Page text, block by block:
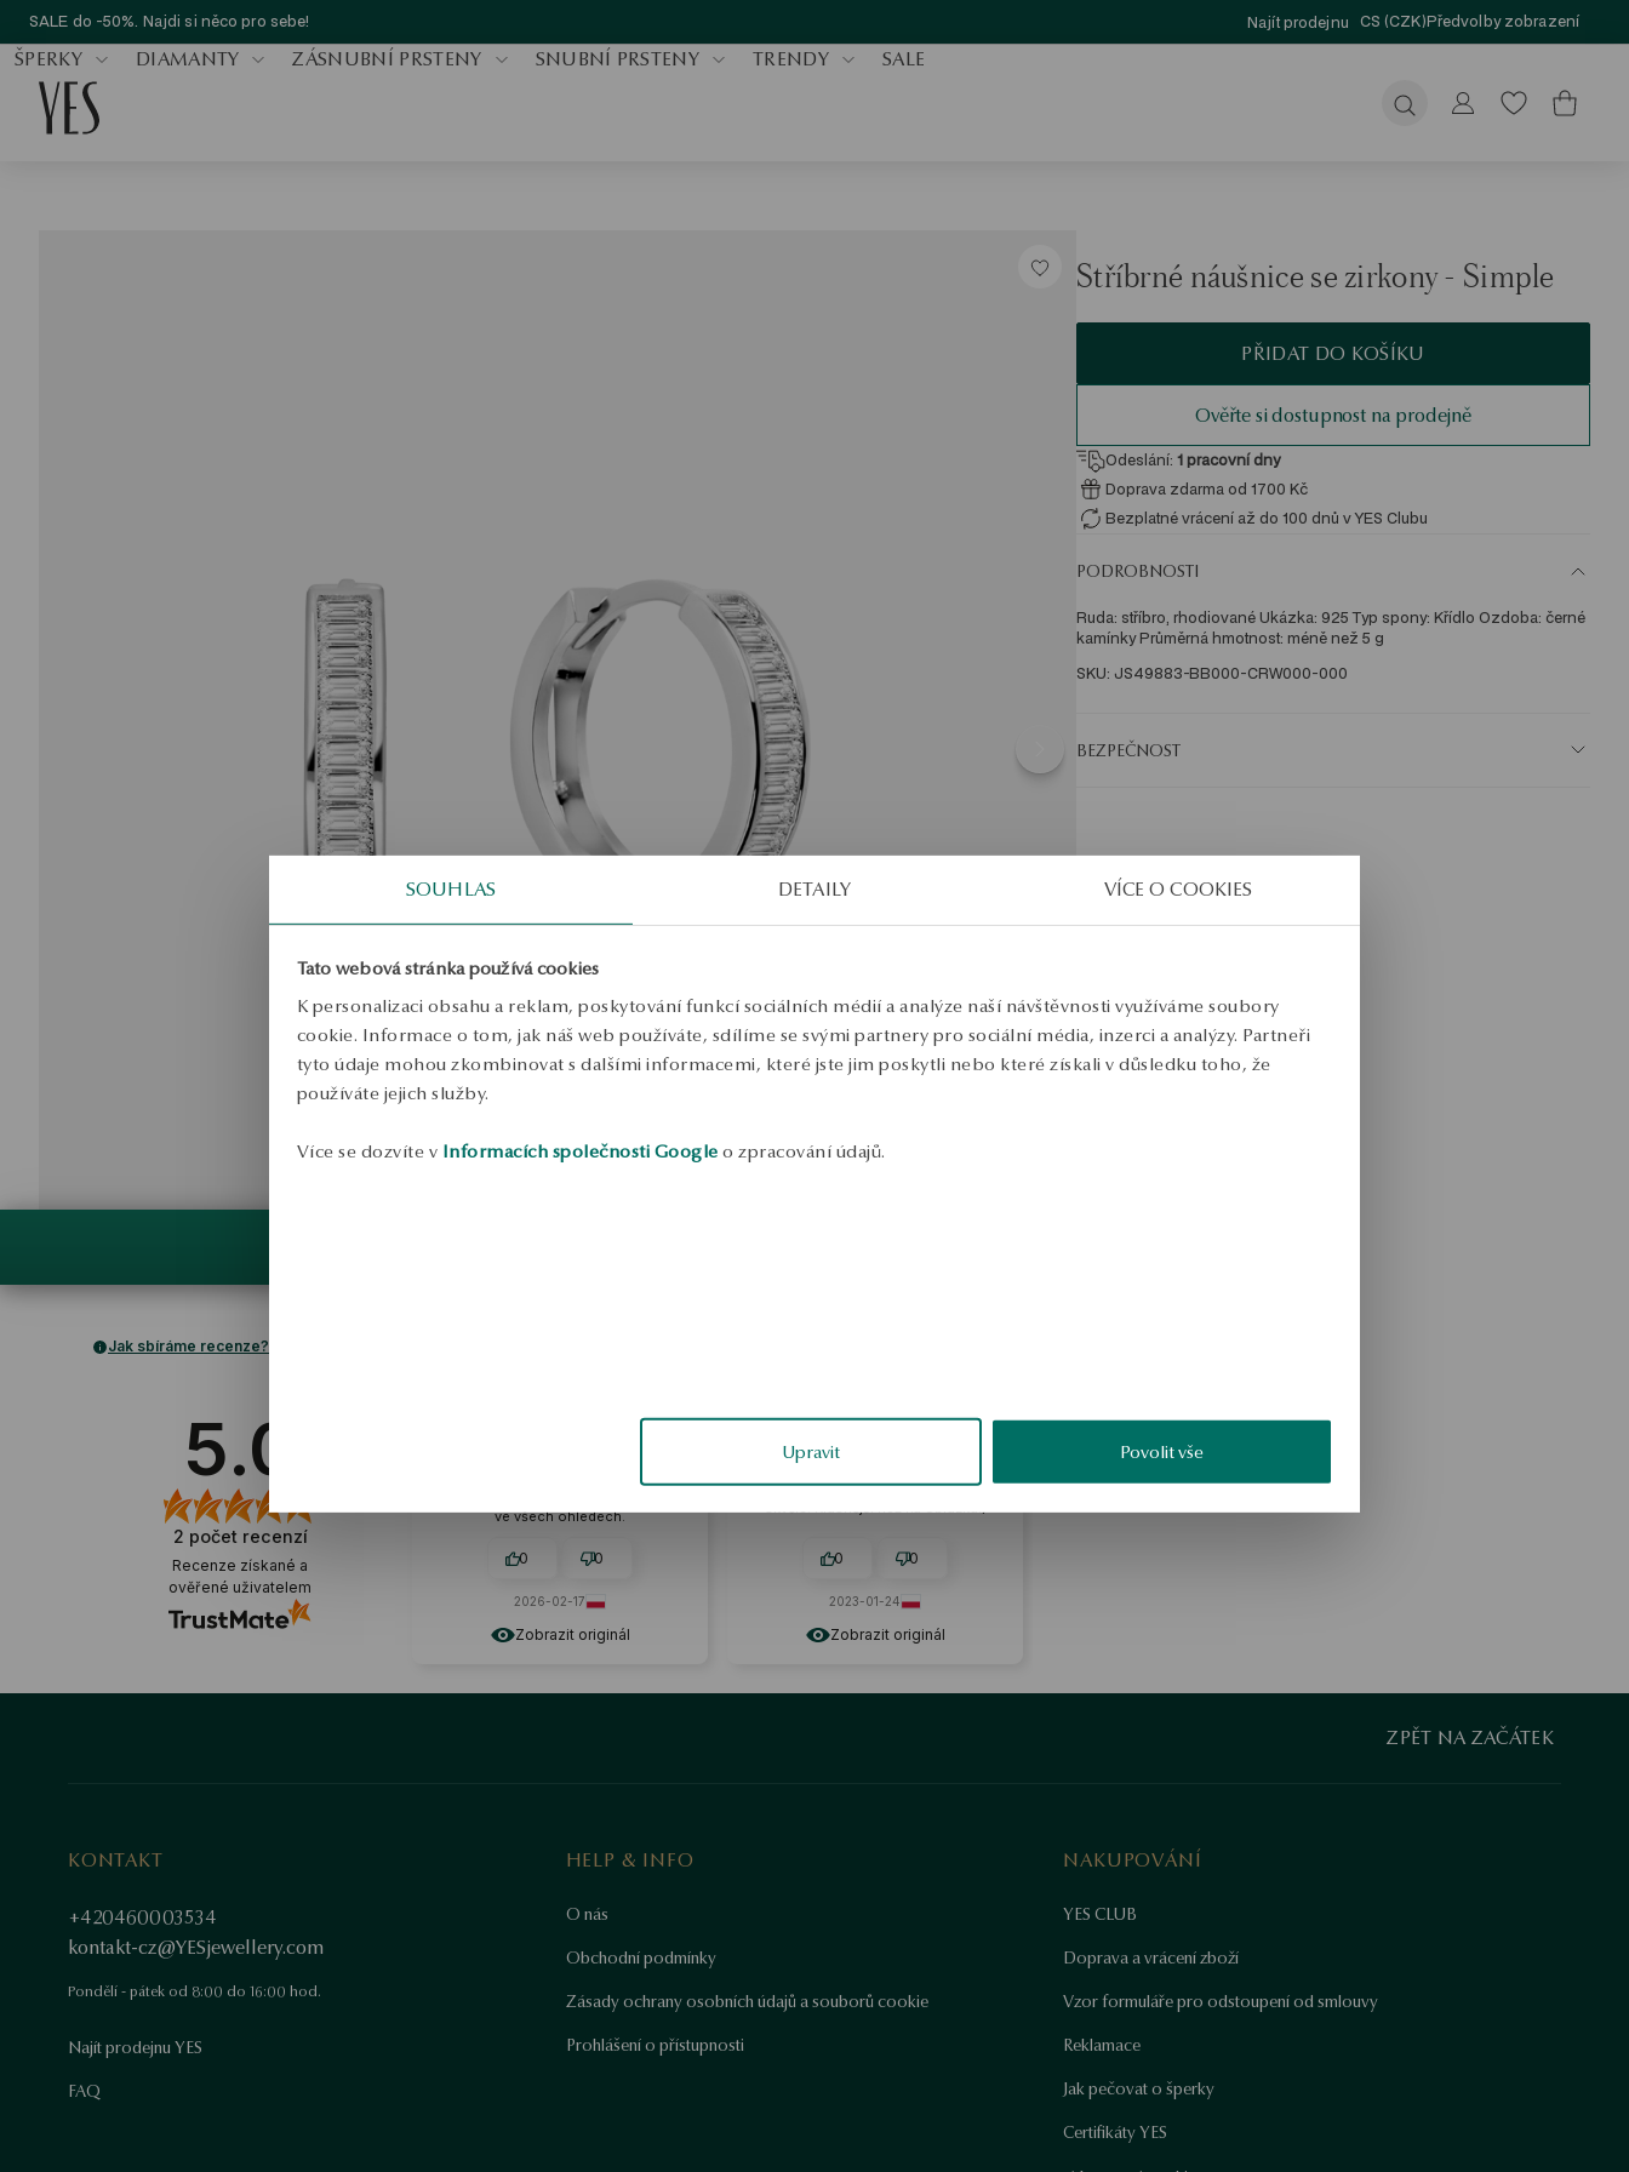
SOUHLAS DETAILY VÍCE O COOKIES
Tato webová stránka používá cookies
K personalizaci obsahu a reklam, poskytování funkcí sociálních médií a analýze naší návštěvnosti využíváme soubory
cookie. Informace o tom, jak náš web používáte, sdílíme se svými partnery pro sociální média, inzerci a analýzy. Partneři
tyto údaje mohou zkombinovat s dalšími informacemi, které jste jim poskytli nebo které získali v důsledku toho, že
používáte jejich služby.
Více se dozvíte v Informacích společnosti Google o zpracování údajů.
Upravit Povolit vše
SALE do -50%. Najdi si něco pro sebe! Najít prodejnu CS (CZK)Předvolby zobrazení
ŠPERKY DIAMANTY ZÁSNUBNÍ PRSTENY SNUBNÍ PRSTENY TRENDY SALE
Odeslat
Stříbrné náušnice se zirkony - Simple
PŘIDAT DO KOŠÍKU
Ověřte si dostupnost na prodejně
Odeslání: 1 pracovní dny
Doprava zdarma od 1700 Kč
Bezplatné vrácení až do 100 dnů v YES Clubu
PODROBNOSTI
Ruda: stříbro, rhodiované Ukázka: 925 Typ spony: Křídlo Ozdoba: černé
kamínky Průměrná hmotnost: méně než 5 g
SKU: JS49883-BB000-CRW000-000
BEZPEČNOST
Jak sbíráme recenze?
5.0
2 počet recenzí
Recenze získané a
ověřené uživatelem
Zobrazit originál
Krásný, moderní vzhled, velmi
ve všech ohledech.
0 0
2026-02-17
Zobrazit originál
Krásně se třpytí, na uchu vypadají
skvěle. Krásnější než na obrázku:)
0 0
2023-01-24
ZPĚT NA ZAČÁTEK
KONTAKT
+420460003534
kontakt-cz@YESjewellery.com
Pondělí - pátek od 8:00 do 16:00 hod.
Najít prodejnu YES
FAQ
HELP & INFO
O nás
Obchodní podmínky
Zásady ochrany osobních údajů a souborů cookie
Prohlášení o přístupnosti
NAKUPOVÁNÍ
YES CLUB
Doprava a vrácení zboží
Vzor formuláře pro odstoupení od smlouvy
Reklamace
Jak pečovat o šperky
Certifikáty YES